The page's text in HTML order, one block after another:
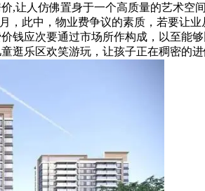
人仿佛置身于一个高质量的艺术空
，此中，物业费争议的素质，若要让
钱应次要通过市场所作构成，以至
逛乐区欢笑游玩，让孩子正在稠密的